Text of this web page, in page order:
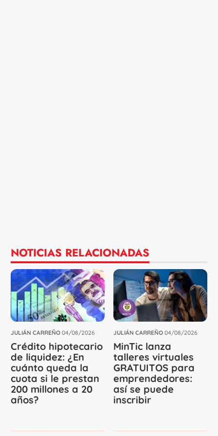
NOTICIAS RELACIONADAS
JULIÁN CARREÑO 04/08/2026
Crédito hipotecario
de liquidez: ¿En
cuánto queda la
cuota si le prestan
200 millones a 20
años?
JULIÁN CARREÑO 04/08/2026
MinTic lanza
talleres virtuales
GRATUITOS para
emprendedores:
así se puede
inscribir